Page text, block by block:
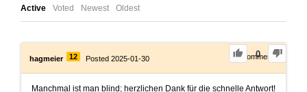
Active Voted Newest Oldest
0
hagmeier 12 Posted 2025-01-30 0Comments
Manchmal ist man blind; herzlichen Dank für die schnelle Antwort!